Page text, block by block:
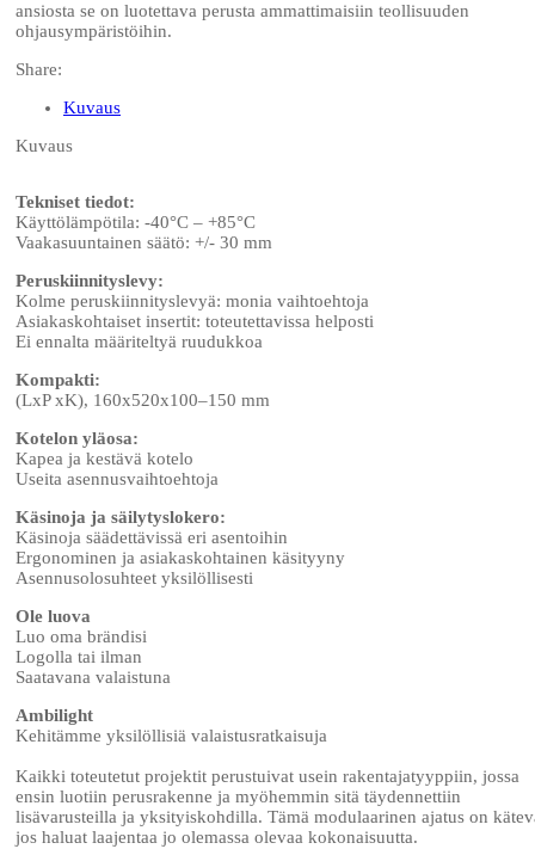
ansiosta se on luotettava perusta ammattimaisiin teollisuuden
ohjausympäristöihin.
Share:
Kuvaus
Kuvaus
Tekniset tiedot:
Käyttölämpötila: -40°C – +85°C
Vaakasuuntainen säätö: +/- 30 mm
Peruskiinnityslevy:
Kolme peruskiinnityslevyä: monia vaihtoehtoja
Asiakaskohtaiset insertit: toteutettavissa helposti
Ei ennalta määriteltyä ruudukkoa
Kompakti:
(LxP xK), 160x520x100–150 mm
Kotelon yläosa:
Kapea ja kestävä kotelo
Useita asennusvaihtoehtoja
Käsinoja ja säilytyslokero:
Käsinoja säädettävissä eri asentoihin
Ergonominen ja asiakaskohtainen käsityyny
Asennusolosuhteet yksilöllisesti
Ole luova
Luo oma brändisi
Logolla tai ilman
Saatavana valaistuna
Ambilight
Kehitämme yksilöllisiä valaistusratkaisuja
Kaikki toteutetut projektit perustuivat usein rakentajatyyppiin, jossa
ensin luotiin perusrakenne ja myöhemmin sitä täydennettiin
lisävarusteilla ja yksityiskohdilla. Tämä modulaarinen ajatus on
jos haluat laajentaa jo olemassa olevaa kokonaisuutta.